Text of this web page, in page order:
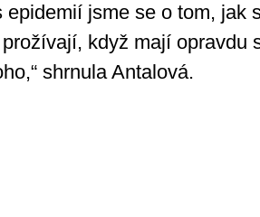
epidemií jsme se o tom, jak
když mají opravdu
shrnula Antalová.